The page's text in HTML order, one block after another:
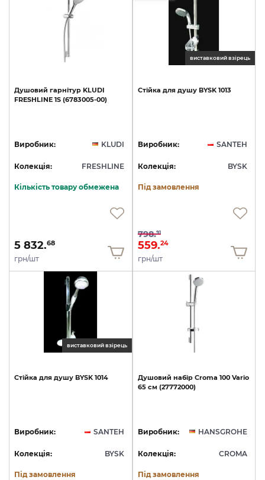
Душовий гарнітур KLUDI
FRESHLINE 1S (6783005-00)
Виробник: KLUDI
Колекція: FRESHLINE
Кількість товару обмежена
5 832.68
грн/шт
виставковий взірець
Стійка для душу BYSK 1013
Виробник: SANTEH
Колекція: BYSK
Під замовлення
798.91
559.24
грн/шт
виставковий взірець
Стійка для душу BYSK 1014
Виробник: SANTEH
Колекція: BYSK
Під замовлення
Душовий набір Croma 100 Vario
65 см (27772000)
Виробник: HANSGROHE
Колекція: CROMA
Під замовлення